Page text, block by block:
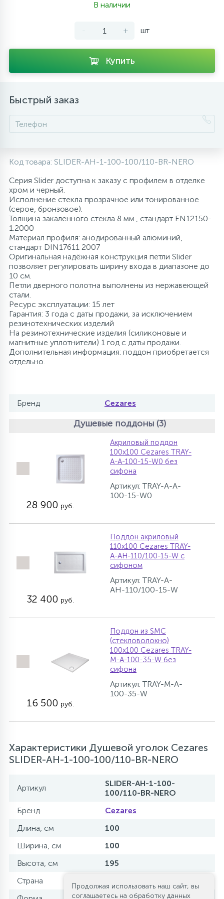
Душевые системы
В наличии
- + шт
Купить
Быстрый заказ
Код товара: SLIDER-AH-1-100-100/110-BR-NERO
Серия Slider доступна к заказу с профилем в отделке
хром и черный.
Исполнение стекла прозрачное или тонированное
(серое, бронзовое).
Толщина закаленного стекла 8 мм., стандарт EN12150-
1:2000
Материал профиля: анодированный алюминий,
стандарт DIN17611 2007
Оригинальная надёжная конструкция петли Slider
позволяет регулировать ширину входа в диапазоне до
10 см.
Петли дверного полотна выполнены из нержавеющей
стали.
Ресурс эксплуатации: 15 лет
Гарантия: 3 года с даты продажи, за исключением
резинотехнических изделий
На резинотехнические изделия (силиконовые и
магнитные уплотнители) 1 год с даты продажи.
Дополнительная информация: поддон приобретается
отдельно.
Бренд Cezares
Душевые поддоны (3)
Акриловый поддон
100х100 Cezares TRAY-
A-A-100-15-W0 без
сифона
Артикул: TRAY-A-A-
100-15-W0
28 900 руб.
Поддон акриловый
110х100 Cezares TRAY-
A-AH-110/100-15-W с
сифоном
Артикул: TRAY-A-
AH-110/100-15-W
32 400 руб.
Поддон из SMC
(стекловолокно)
100х100 Cezares TRAY-
M-A-100-35-W без
сифона
Артикул: TRAY-M-A-
100-35-W
16 500 руб.
Характеристики Душевой уголок Cezares
SLIDER-AH-1-100-100/110-BR-NERO
Артикул
SLIDER-AH-1-100-
100/110-BR-NERO
Бренд
Cezares
Длина, см
100
Ширина, см
100
Высота, см
195
Страна
Продолжая использовать наш сайт, вы
соглашаетесь на обработку данных